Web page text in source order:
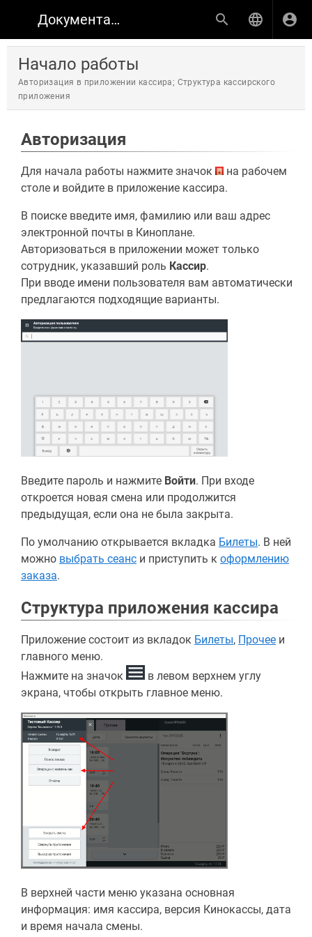
Документация по продуктам КИНОПЛАН
Начало работы
Авторизация в приложении кассира; Структура кассирского
приложения
Авторизация
Для начала работы нажмите значок
на рабочем
столе и войдите в приложение кассира.
В поиске введите имя, фамилию или ваш адрес
электронной почты в Киноплане.
Авторизоваться в приложении может только
сотрудник, указавший роль Кассир.
При вводе имени пользователя вам автоматически
предлагаются подходящие варианты.
Введите пароль и нажмите Войти. При входе
откроется новая смена или продолжится
предыдущая, если она не была закрыта.
По умолчанию открывается вкладка Билеты. В ней
можно выбрать сеанс и приступить к оформлению
заказа.
Структура приложения кассира
Приложение состоит из вкладок Билеты, Прочее и
главного меню.
Нажмите на значок
в левом верхнем углу
экрана, чтобы открыть главное меню.
В верхней части меню указана основная
информация: имя кассира, версия Кинокассы, дата
и время начала смены.